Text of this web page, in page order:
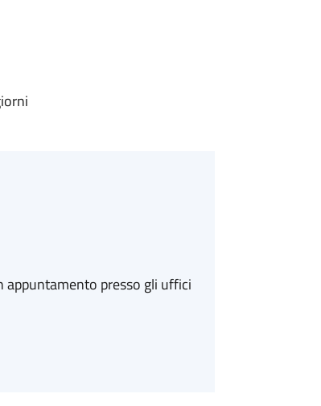
presso gli uffici